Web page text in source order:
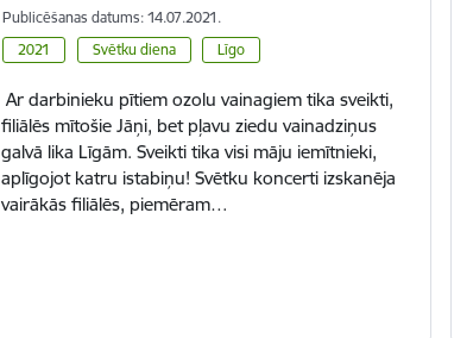
Publicēšanas datums: 14.07.2021.
2021
Svētku diena Līgo
Ar darbinieku pītiem ozolu vainagiem tika sveikti,
filiālēs mītošie Jāņi, bet pļavu ziedu vainadziņus
galvā lika Līgām. Sveikti tika visi māju iemītnieki,
aplīgojot katru istabiņu! Svētku koncerti izskanēja
vairākās filiālēs, piemēram…